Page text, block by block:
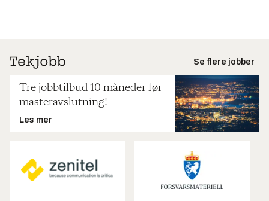
Se flere jobber
Tre jobbtilbud 10 måneder før
masteravslutning!
Les mer